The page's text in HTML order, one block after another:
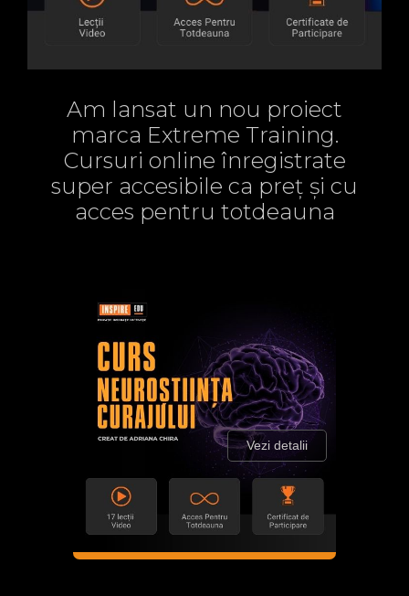
Am lansat un nou proiect
marca Extreme Training.
Cursuri online înregistrate
super accesibile ca preț și cu
acces pentru totdeauna
Vezi detalii